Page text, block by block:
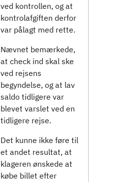
ved kontrollen, og at
kontrolafgiften derfor
var pålagt med rette.
Nævnet bemærkede,
at check ind skal ske
ved rejsens
begyndelse, og at lav
saldo tidligere var
blevet varslet ved en
tidligere rejse.
Det kunne ikke føre til
et andet resultat, at
klageren ønskede at
købe billet efter